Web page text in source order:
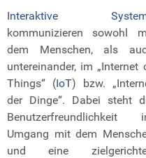
Interaktive
kommunizieren sowohl
dem Menschen, als
untereinander, im „Internet
Things“ (IoT) bzw.
der Dinge“. Dabei steht
Benutzerfreundlichkeit
Umgang mit dem
und eine